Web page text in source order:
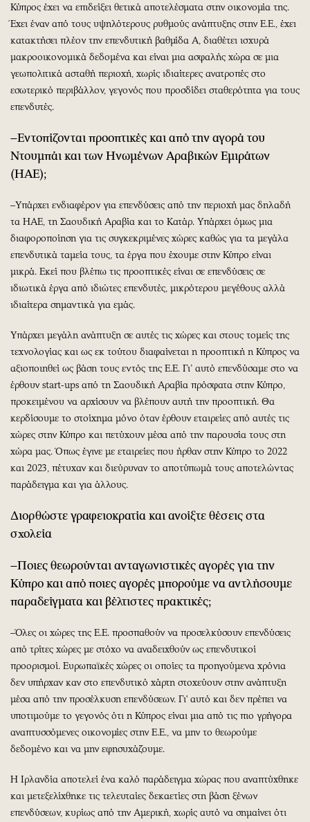
Κύπρος έχει να επιδείξει θετικά αποτελέσματα στην οικονομία της.
Έχει έναν από τους υψηλότερους ρυθμούς ανάπτυξης στην Ε.Ε., έχει
κατακτήσει πλέον την επενδυτική βαθμίδα Α, διαθέτει ισχυρά
μακροοικονομικά δεδομένα και είναι μια ασφαλής χώρα σε μια
γεωπολιτικά ασταθή περιοχή, χωρίς ιδιαίτερες ανατροπές στο
εσωτερικό περιβάλλον, γεγονός που προσδίδει σταθερότητα για τους
επενδυτές.
–Εντοπίζονται προοπτικές και από την αγορά του
Ντουμπάι και των Ηνωμένων Αραβικών Εμιράτων
(ΗΑΕ);
–Υπάρχει ενδιαφέρον για επενδύσεις από την περιοχή μας δηλαδή
τα ΗΑΕ, τη Σαουδική Αραβία και το Κατάρ. Υπάρχει όμως μια
διαφοροποίηση για τις συγκεκριμένες χώρες καθώς για τα μεγάλα
επενδυτικά ταμεία τους, τα έργα που έχουμε στην Κύπρο είναι
μικρά. Εκεί που βλέπω τις προοπτικές είναι σε επενδύσεις σε
ιδιωτικά έργα από ιδιώτες επενδυτές, μικρότερου μεγέθους αλλά
ιδιαίτερα σημαντικά για εμάς.
Υπάρχει μεγάλη ανάπτυξη σε αυτές τις χώρες και στους τομείς της
τεχνολογίας και ως εκ τούτου διαφαίνεται η προοπτική η Κύπρος να
αξιοποιηθεί ως βάση τους εντός της Ε.Ε. Γι’ αυτό επενδύσαμε στο να
έρθουν start-ups από τη Σαουδική Αραβία πρόσφατα στην Κύπρο,
προκειμένου να αρχίσουν να βλέπουν αυτή την προοπτική. Θα
κερδίσουμε το στοίχημα μόνο όταν έρθουν εταιρείες από αυτές τις
χώρες στην Κύπρο και πετύχουν μέσα από την παρουσία τους στη
χώρα μας. Όπως έγινε με εταιρείες που ήρθαν στην Κύπρο το 2022
και 2023, πέτυχαν και διεύρυναν το αποτύπωμά τους αποτελώντας
παράδειγμα και για άλλους.
Διορθώστε γραφειοκρατία και ανοίξτε θέσεις στα
σχολεία
–Ποιες θεωρούνται ανταγωνιστικές αγορές για την
Κύπρο και από ποιες αγορές μπορούμε να αντλήσουμε
παραδείγματα και βέλτιστες πρακτικές;
–Όλες οι χώρες της Ε.Ε. προσπαθούν να προσελκύσουν επενδύσεις
από τρίτες χώρες με στόχο να αναδειχθούν ως επενδυτικοί
προορισμοί. Ευρωπαϊκές χώρες οι οποίες τα προηγούμενα χρόνια
δεν υπήρχαν καν στο επενδυτικό χάρτη στοχεύουν στην ανάπτυξη
μέσα από την προσέλκυση επενδύσεων. Γι' αυτό και δεν πρέπει να
υποτιμούμε το γεγονός ότι η Κύπρος είναι μια από τις πιο γρήγορα
αναπτυσσόμενες οικονομίες στην Ε.Ε., να μην το θεωρούμε
δεδομένο και να μην εφησυχάζουμε.
Η Ιρλανδία αποτελεί ένα καλό παράδειγμα χώρας που αναπτύχθηκε
και μετεξελίχθηκε τις τελευταίες δεκαετίες στη βάση ξένων
επενδύσεων, κυρίως από την Αμερική, χωρίς αυτό να σημαίνει ότι